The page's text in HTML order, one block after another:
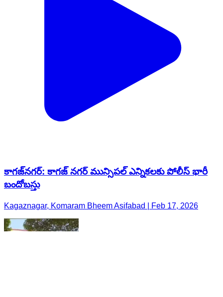
కాగజ్​నగర్: కాగజ్ నగర్ మున్సిపల్ ఎన్నికలకు పోలీస్ భారీ
బందోబస్తు
Kagaznagar, Komaram Bheem Asifabad | Feb 17, 2026